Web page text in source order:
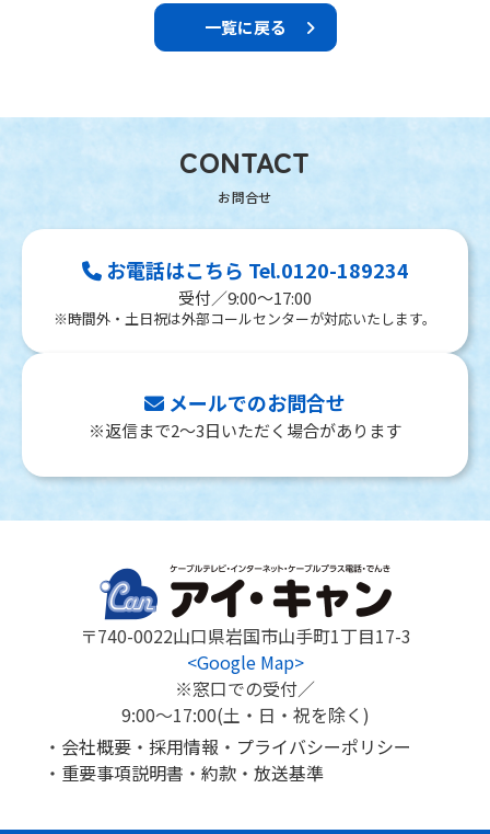
一覧に戻る
CONTACT
お電話はこちら Tel.0120-189234
受付／9:00～17:00
※時間外・土日祝は外部コールセンターが対応いたします。
メールでのお問合せ
※返信まで2～3日いただく場合があります
〒740-0022山口県岩国市山手町1丁目17-3
<Google Map>
※窓口での受付／
9:00～17:00(土・日・祝を除く)
会社概要
採用情報
プライバシーポリシー
重要事項説明書
約款 放送基準